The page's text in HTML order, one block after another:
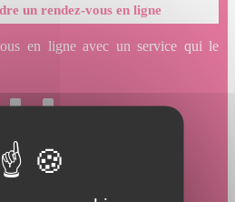
un rendez-vous en ligne
en ligne avec un service qui le